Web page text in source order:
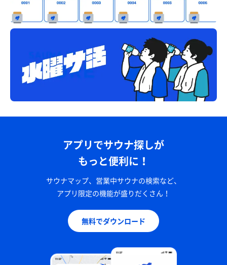
アプリでサウナ探しが
もっと便利に！
サウナマップ、営業中サウナの検索など、
アプリ限定の機能が盛りだくさん！
無料でダウンロード